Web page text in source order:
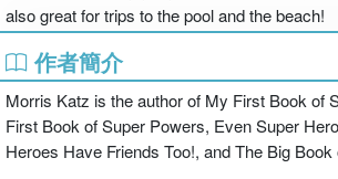
also great for trips to the pool and the beach!
作者簡介
Morris Katz is the author of My First Book of
First Book of Super Powers, Even Super
Heroes Have Friends Too!, and The Big